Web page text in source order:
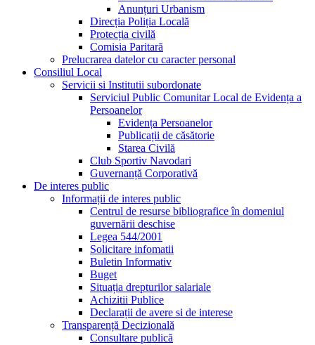
Anunțuri Urbanism
Direcția Poliția Locală
Protecția civilă
Comisia Paritară
Prelucrarea datelor cu caracter personal
Consiliul Local
Servicii si Institutii subordonate
Serviciul Public Comunitar Local de Evidența a
Persoanelor
Evidența Persoanelor
Publicații de căsătorie
Starea Civilă
Club Sportiv Navodari
Guvernanță Corporativă
De interes public
Informații de interes public
Centrul de resurse bibliografice în domeniul
guvernării deschise
Legea 544/2001
Solicitare infomatii
Buletin Informativ
Buget
Situația drepturilor salariale
Achizitii Publice
Declarații de avere si de interese
Transparență Decizională
Consultare publică